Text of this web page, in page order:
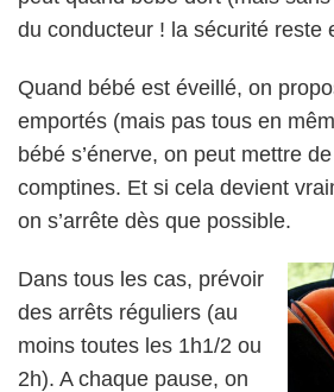
du conducteur ! la sécurité reste
Quand bébé est éveillé, on
emportés (mais pas tous en
bébé s’énerve, on peut mettre
comptines. Et si cela devient
on s’arrête dès que possible.
Dans tous les cas, prévoir
des arrêts réguliers (au
moins toutes les 1h1/2 ou
2h). A chaque pause, on